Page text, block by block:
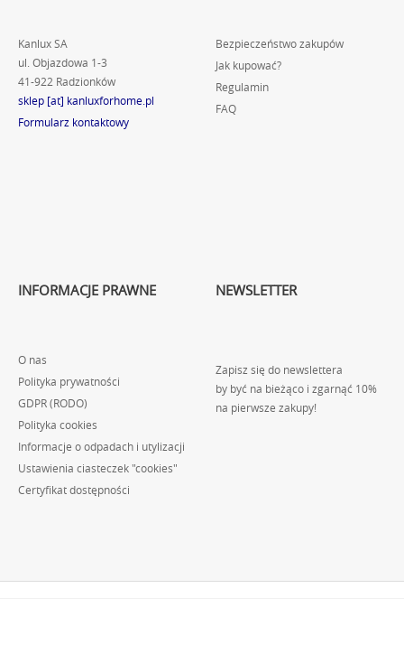
Kanlux SA
ul. Objazdowa 1-3
41-922 Radzionków
sklep [at] kanluxforhome.pl
Formularz kontaktowy
Bezpieczeństwo zakupów
Jak kupować?
Regulamin
FAQ
INFORMACJE PRAWNE
O nas
Polityka prywatności
GDPR (RODO)
Polityka cookies
Informacje o odpadach i utylizacji
Ustawienia ciasteczek "cookies"
Certyfikat dostępności
NEWSLETTER
Zapisz się do newslettera
by być na bieżąco i zgarnąć 10%
na pierwsze zakupy!